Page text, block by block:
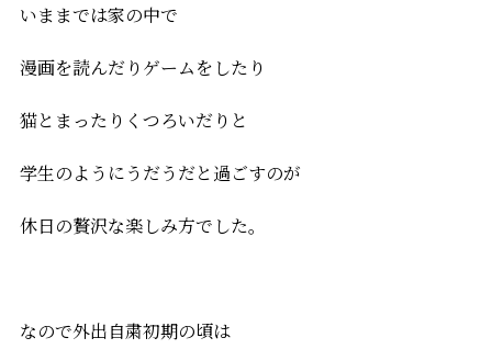
いままでは家の中で
漫画を読んだりゲームをしたり
猫とまったりくつろいだりと
学生のようにうだうだと過ごすのが
休日の贅沢な楽しみ方でした。
なので外出自粛初期の頃は